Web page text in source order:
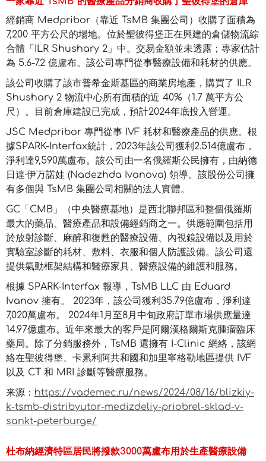
經銷商 Medpribor（靠近 TsMB 集團公司）收購了面積為
7,200 平方公尺的場地。位於聖彼得堡正在興建的倉儲物流綜
合體「ILR Shushary 2」中。交易金額並未透露；專家估計
為 5.6-7.2 億盧布。該公司專門從事醫療設備和耗材的供應。
該公司收購了該市普希金斯基區的商業房地產，購買了 ILR
Shushary 2 物流中心所有面積的近 40%（1.7 萬平方公
尺）。目前倉庫建設已完成，預計2024年底投入營運。
JSC Medpribor 專門從事 IVF 耗材和醫療產品的供應。根
據SPARK-Interfax統計，2023年該公司獲利2.514億盧布，
淨利達9,590萬盧布。該公司由一名俄羅斯公民擁有，由納德
日達·伊万諾娃 (Nadezhda Ivanova) 領導。該股份公司擁
有多個與 TsMB 集團公司相關的法人實體。
GC「CMB」（中央醫療基地）是西北聯邦區和整個俄羅斯
最大的藥品、醫療產品和設備經銷商之一。供應範圍包括用
於放射診斷、麻醉和復甦的醫療設備、內視鏡設備以及用於
實驗室診斷的耗材、敷料、衣服和個人防護設備。該公司還
提供氣動框架結構和醫療家具、醫療設備的維護和服務。
根據 SPARK-Interfax 報導，TsMB LLC 由 Eduard
Ivanov 擁有。 2023年，該公司獲利35.79億盧布，淨利達
7,020萬盧布。 2024年1月至8月中旬政府訂單市場供應量達
14.97億盧布。近年來最大的客戶是阿爾漢格爾斯克腫瘤臨床
藥局。除了分銷服務外，TsMB 還擁有 I-Clinic 網絡，該網
絡在聖彼得堡、卡累利阿共和國和加里寧格勒地區提供 IVF
以及 CT 和 MRI 診斷等醫療服務。
来源： https://vademec.ru/news/2024/08/16/blizkiy-
k-tsmb-distribyutor-medizdeliy-priobrel-sklad-v-
sankt-peterburge/
杜布納經濟特區居民將撥款3000萬盧布用於生產醫療設備